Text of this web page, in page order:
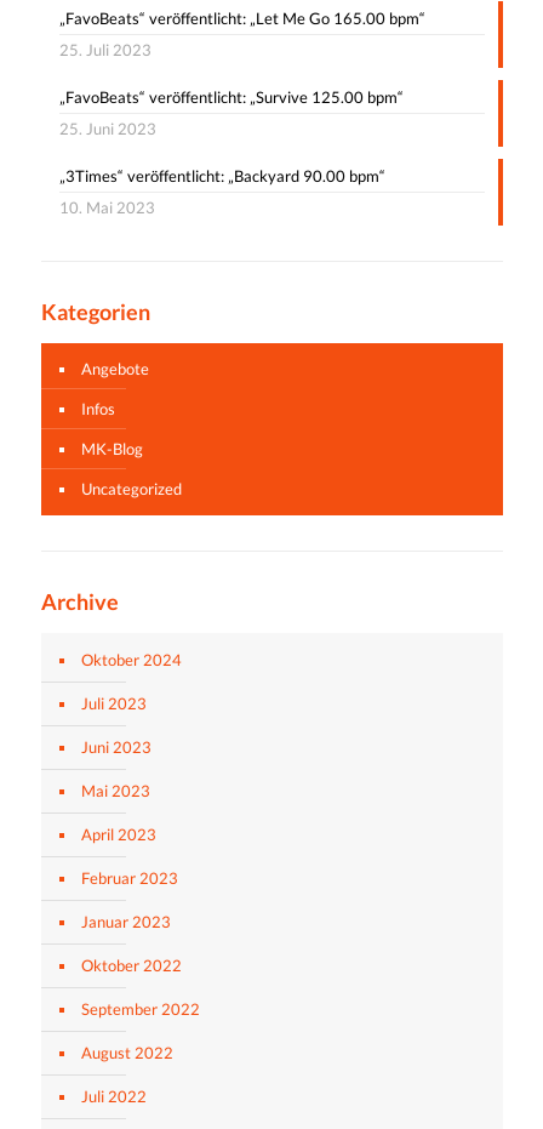
„FavoBeats“ veröffentlicht: „Let Me Go 165.00 bpm“
25. Juli 2023
„FavoBeats“ veröffentlicht: „Survive 125.00 bpm“
25. Juni 2023
„3Times“ veröffentlicht: „Backyard 90.00 bpm“
10. Mai 2023
Kategorien
Angebote
Infos
MK-Blog
Uncategorized
Archive
Oktober 2024
Juli 2023
Juni 2023
Mai 2023
April 2023
Februar 2023
Januar 2023
Oktober 2022
September 2022
August 2022
Juli 2022